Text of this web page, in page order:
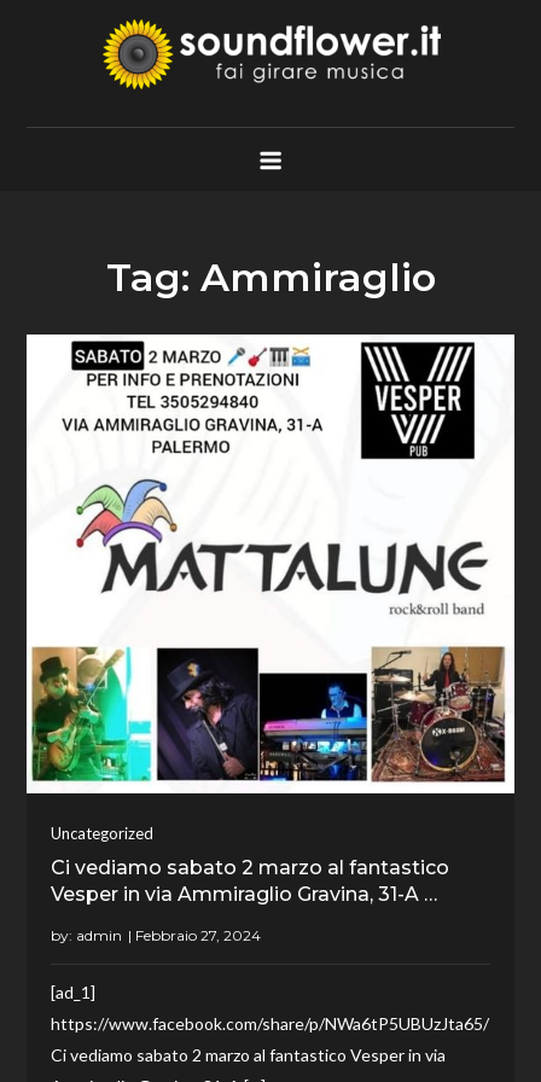
Soundflower.it
Fai Girare Musica
Tag: Ammiraglio
Uncategorized
Ci vediamo sabato 2 marzo al fantastico
Vesper in via Ammiraglio Gravina, 31-A …
by: admin
[ad_1]
https://www.facebook.com/share/p/NWa6tP5UBUzJta65/
Ci vediamo sabato 2 marzo al fantastico Vesper in via